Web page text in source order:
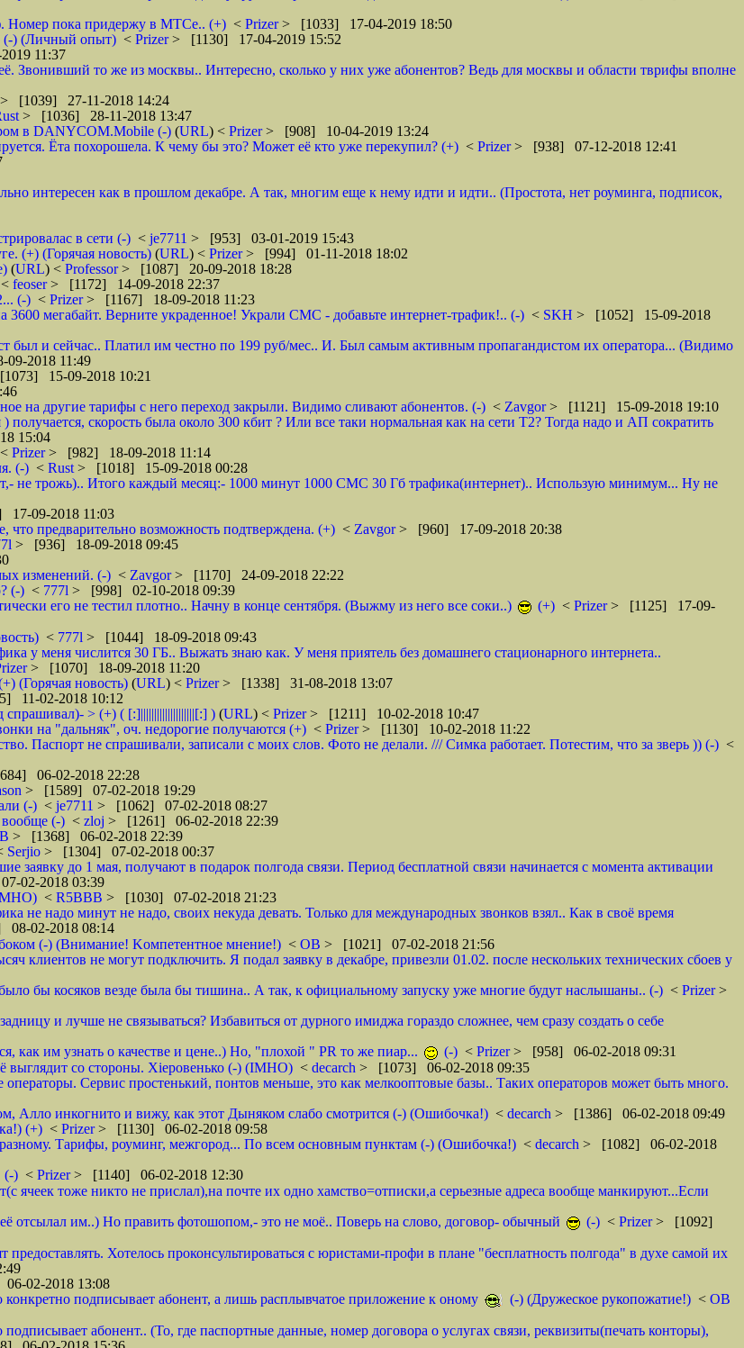
Номер пока придержу в МТСе.. (+) < Prizer> [1033] 17-04-2019 18:50
(-) (Личный опыт) < Prizer> [1130] 17-04-2019 15:52
11:37
Звонивший то же из москвы.. Интересно, сколько у них уже абонентов? Ведь для москвы и области тврифы вполне
> [1039] 27-11-2018 14:24
> [1036] 28-11-2018 13:47
в DANYCOM.Mobile (-) (URL) < Prizer> [908] 10-04-2019 13:24
Ёта похорошела. К чему бы это? Может её кто уже перекупил? (+) < Prizer> [938] 07-12-2018 12:41
интересен как в прошлом декабре. А так, многим еще к нему идти и идти.. (Простота, нет роуминга, подписок,
в сети (-) < je7711 > [953] 03-01-2019 15:43
(+) (Горячая новость) (URL) < Prizer> [994] 01-11-2018 18:02
(URL) < Professor> [1087] 20-09-2018 18:28
feoser> [1172] 14-09-2018 22:37
(-) < Prizer> [1167] 18-09-2018 11:23
мегабайт. Верните украденное! Украли СМС - добавьте интернет-трафик!.. (-) < SKH > [1052] 15-09-2018
был и сейчас.. Платил им честно по 199 руб/мес.. И. Был самым активным пропагандистом их оператора... (Видимо
2018 11:49
15-09-2018 10:21
на другие тарифы с него переход закрыли. Видимо сливают абонентов. (-) < Zavgor> [1121] 15-09-2018 19:10
скорость была около 300 кбит ? Или все таки нормальная как на сети Т2? Тогда надо и АП сократить
15:04
< Prizer> [982] 18-09-2018 11:14
(-) < Rust > [1018] 15-09-2018 00:28
не трожь).. Итого каждый месяц:- 1000 минут 1000 СМС 30 Гб трафика(интернет).. Использую минимум... Ну не
09-2018 11:03
предварительно возможность подтверждена. (+) < Zavgor> [960] 17-09-2018 20:38
> [936] 18-09-2018 09:45
изменений. (-) < Zavgor> [1170] 24-09-2018 22:22
(-) < 777l > [998] 02-10-2018 09:39
его не тестил плотно.. Начну в конце сентября. (Выжму из него все соки..)
(+) < Prizer> [1125] 17-09-
< 777l > [1044] 18-09-2018 09:43
у меня числится 30 ГБ.. Выжать знаю как. У меня приятель без домашнего стационарного интернета..
> [1070] 18-09-2018 11:20
(Горячая новость) (URL) < Prizer> [1338] 31-08-2018 13:07
11-02-2018 10:12
> (+) ( [:]||||||||||||||||||||[:] ) (URL) < Prizer> [1211] 10-02-2018 10:47
на "дальняк", оч. недорогие получаются (+) < Prizer> [1130] 10-02-2018 11:22
Паспорт не спрашивали, записали с моих слов. Фото не делали. /// Симка работает. Потестим, что за зверь )) (-) <
06-02-2018 22:28
> [1589] 07-02-2018 19:29
(-) < je7711 > [1062] 07-02-2018 08:27
(-) < zloj > [1261] 06-02-2018 22:39
> [1368] 06-02-2018 22:39
Serjio > [1304] 07-02-2018 00:37
заявку до 1 мая, получают в подарок полгода связи. Период бесплатной связи начинается с момента активации
02-2018 03:39
< R5BBB > [1030] 07-02-2018 21:23
не надо минут не надо, своих некуда девать. Только для международных звонков взял.. Как в своё время
02-2018 08:14
(-) (Внимание! Kомпетентное мнение!) < ОВ > [1021] 07-02-2018 21:56
клиентов не могут подключить. Я подал заявку в декабре, привезли 01.02. после нескольких технических сбоев у
бы косяков везде была бы тишина.. А так, к официальному запуску уже многие будут наслышаны.. (-) < Prizer>
и лучше не связываться? Избавиться от дурного имиджа гораздо сложнее, чем сразу создать о себе
как им узнать о качестве и цене..) Но, "плохой " PR то же пиар...
(-) < Prizer> [958] 06-02-2018 09:31
выглядит со стороны. Хieровенько (-) (IMHO) < decarch > [1073] 06-02-2018 09:35
Сервис простенький, понтов меньше, это как мелкооптовые базы.. Таких операторов может быть много.
Алло инкогнито и вижу, как этот Дыняком слабо смотрится (-) (Ошибочка!) < decarch > [1386] 06-02-2018 09:49
(+) < Prizer> [1130] 06-02-2018 09:58
Тарифы, роуминг, межгород... По всем основным пунктам (-) (Ошибочка!) < decarch > [1082] 06-02-2018
(-) < Prizer> [1140] 06-02-2018 12:30
ячеек тоже никто не прислал),на почте их одно хамство=отписки,а серьезные адреса вообще манкируют...Если
отсылал им..) Но править фотошопом,- это не моё.. Поверь на слово, договор- обычный
(-) < Prizer> [1092]
Хотелось проконсультироваться с юристами-профи в плане "бесплатность полгода" в духе самой их
02-2018 13:08
подписывает абонент, а лишь расплывчатое приложение к оному
(-) (Дружеское рукопожатие!) < ОВ
абонент.. (То, где паспортные данные, номер договора о услугах связи, реквизиты(печать конторы),